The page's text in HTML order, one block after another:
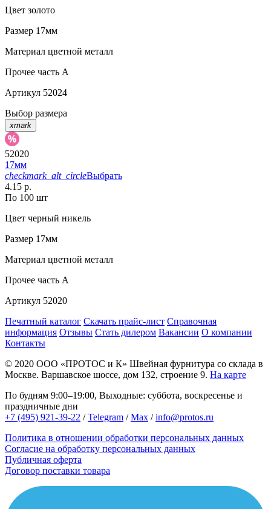
Цвет золото
Размер 17мм
Материал цветной металл
Прочее часть A
Артикул 52024
Выбор размера
xmark
52020
17мм
checkmark_alt_circleВыбрать
4.15 р.
По 100 шт
Цвет черный никель
Размер 17мм
Материал цветной металл
Прочее часть A
Артикул 52020
Печатный каталог Скачать прайс-лист Справочная
информация Отзывы Стать дилером Вакансии О компании
Контакты
© 2020 ООО «ПРОТОС и К» Швейная фурнитура со склада в
Москве. Варшавское шоссе, дом 132, строение 9. На карте
По будням 9:00–19:00, Выходные: суббота, воскресенье и
праздничные дни
+7 (495) 921-39-22 /Telegram /Max /info@protos.ru
Политика в отношении обработки персональных данных
Согласие на обработку персональных данных
Публичная оферта
Договор поставки товара